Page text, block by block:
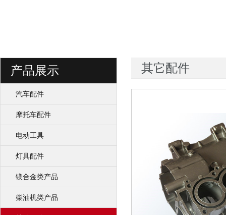
产品展示
汽车配件
摩托车配件
电动工具
灯具配件
镁合金类产品
柴油机类产品
其它配件